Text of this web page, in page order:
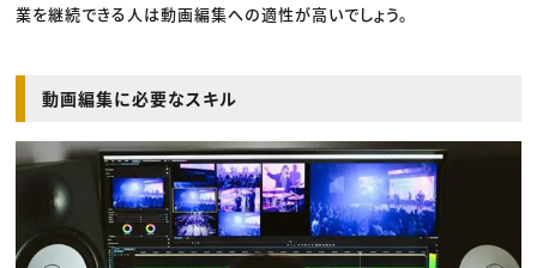
業を継続できる人は動画編集への適性が高いでしょう。
動画編集に必要なスキル